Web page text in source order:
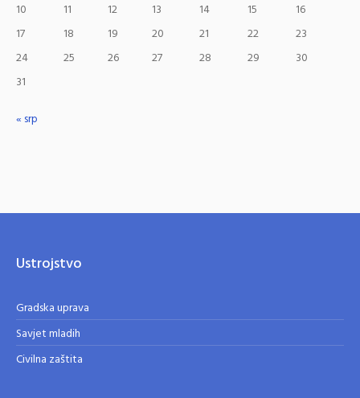
10
11 12 13 14 15
16
17
18 19 20 21 22
23
24
25 26 27 28 29
30
31
« srp
Ustrojstvo
Gradska uprava
Savjet mladih
Civilna zaštita